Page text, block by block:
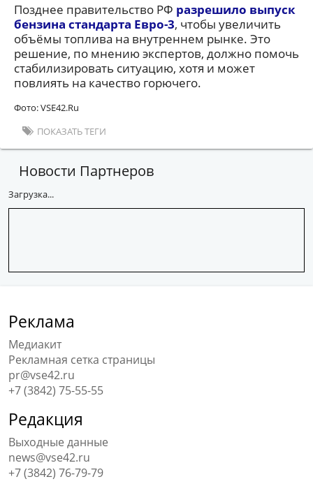
Позднее правительство РФ разрешило выпуск
бензина стандарта Евро-3, чтобы увеличить
объёмы топлива на внутреннем рынке. Это
решение, по мнению экспертов, должно помочь
стабилизировать ситуацию, хотя и может
повлиять на качество горючего.
Фото: VSE42.Ru
ПОКАЗАТЬ ТЕГИ
Новости Партнеров
Загрузка...
Реклама
Медиакит
Рекламная сетка страницы
pr@vse42.ru
+7 (3842) 75-55-55
Редакция
Выходные данные
news@vse42.ru
+7 (3842) 76-79-79